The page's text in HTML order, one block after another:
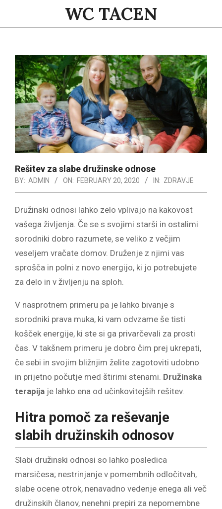
content
WC TACEN
Navigation
Menu
Rešitev za slabe družinske odnose
BY: ADMIN ON: FEBRUARY 20, 2020 IN: ZDRAVJE
Družinski odnosi lahko zelo vplivajo na kakovost
vašega življenja. Če se s svojimi starši in ostalimi
sorodniki dobro razumete, se veliko z večjim
veseljem vračate domov. Druženje z njimi vas
sprošča in polni z novo energijo, ki jo potrebujete
za delo in v življenju na sploh.
V nasprotnem primeru pa je lahko bivanje s
sorodniki prava muka, ki vam odvzame še tisti
košček energije, ki ste si ga privarčevali za prosti
čas. V takšnem primeru je dobro čim prej ukrepati,
če sebi in svojim bližnjim želite zagotoviti udobno
in prijetno počutje med štirimi stenami. Družinska
terapija je lahko ena od učinkovitejših rešitev.
Hitra pomoč za reševanje
slabih družinskih odnosov
Slabi družinski odnosi so lahko posledica
marsičesa; nestrinjanje v pomembnih odločitvah,
slabe ocene otrok, nenavadno vedenje enega ali več
družinskih članov, nenehni prepiri za nepomembne